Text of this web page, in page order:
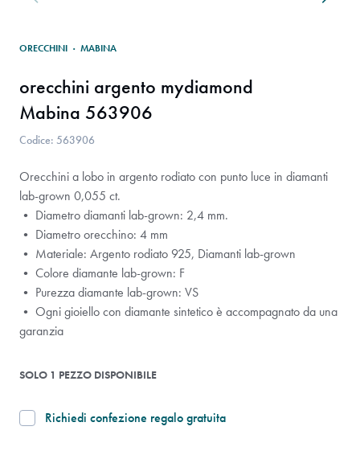
ORECCHINI · MABINA
orecchini argento mydiamond
Mabina 563906
Codice: 563906
Orecchini a lobo in argento rodiato con punto luce in diamanti
lab-grown 0,055 ct.
• Diametro diamanti lab-grown: 2,4 mm.
• Diametro orecchino: 4 mm
• Materiale: Argento rodiato 925, Diamanti lab-grown
• Colore diamante lab-grown: F
• Purezza diamante lab-grown: VS
• Ogni gioiello con diamante sintetico è accompagnato da una
garanzia
SOLO 1 PEZZO DISPONIBILE
Richiedi confezione regalo gratuita